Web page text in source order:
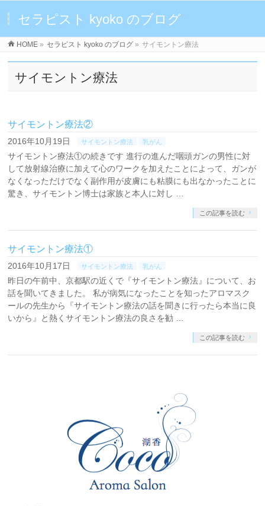
セラピスト kyoko のブログ
HOME » セラピスト kyoko のブログ » サイモントン療法
サイモントン療法
サイモントン療法②
2016年10月19日 サイモントン療法 乳がん
サイモントン療法①の続きです 進行の進んだ咽頭ガンの男性に対
して放射線治療に加えて心のワークを加えたことによって、ガンが
なくなっただけでなく副作用が皮膚にも粘膜にも出なかったことに
驚き、サイモントン博士は家族と本人に対し …
この記事を読む
サイモントン療法①
2016年10月17日 サイモントン療法 乳がん
昨日の午前中、京都駅の近くで『サイモントン療法』について、お
話を聞いてきました。 私が病気になったことを知ったアロマスク
ールの先生から『サイモントン療法の話を聞きに行ったら本当に良
いから』と熱くサイモントン療法の良さを勧 …
この記事を読む